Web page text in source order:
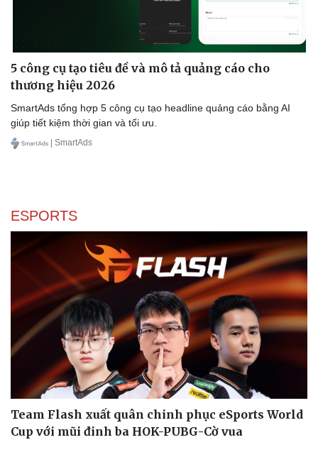
Văn hóa
Sân khấu - Điện ảnh
Giải trí
Nghệ sĩ
5 công cụ tạo tiêu đề và mô tả quảng cáo cho
thương hiệu 2026
SmartAds tổng hợp 5 công cụ tạo headline quảng cáo bằng AI
giúp tiết kiệm thời gian và tối ưu.
| SmartAds
ESPORTS
Team Flash xuất quân chinh phục eSports World
Cup với mũi đinh ba HOK-PUBG-Cờ vua